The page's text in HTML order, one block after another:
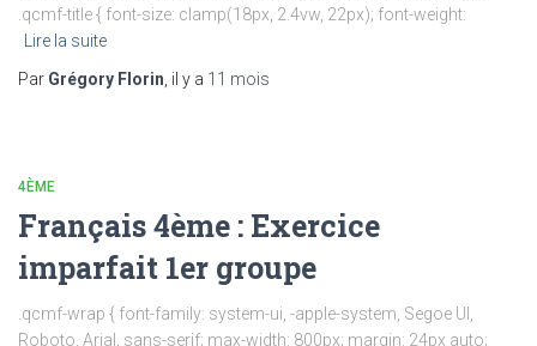
.qcmf-title { font-size: clamp(18px, 2.4vw, 22px); font-weight:
Lire la suite
Par Grégory Florin , il y a 11 mois
4ÈME
Français 4ème : Exercice
imparfait 1er groupe
.qcmf-wrap { font-family: system-ui, -apple-system, Segoe UI,
Roboto, Arial, sans-serif; max-width: 800px; margin: 24px auto;